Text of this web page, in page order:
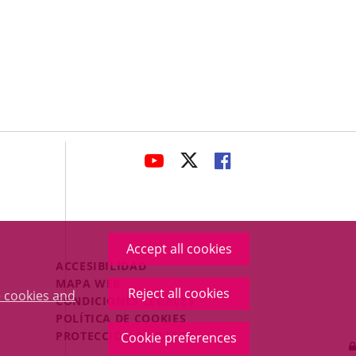
cookies and
Accept all cookies
Reject all cookies
Cookie preferences
LINK
APPLICATION.
LINK
APPLICATION.
LINK
APPLICATION.
Menú
Legal
Footer
ACCESIBILIDAD
MAPA WEB
CONDICIONES LEGALES
POLÍTICA DE COOKIES
PROTECCIÓN DE DATOS